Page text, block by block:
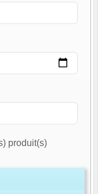
produit(s)